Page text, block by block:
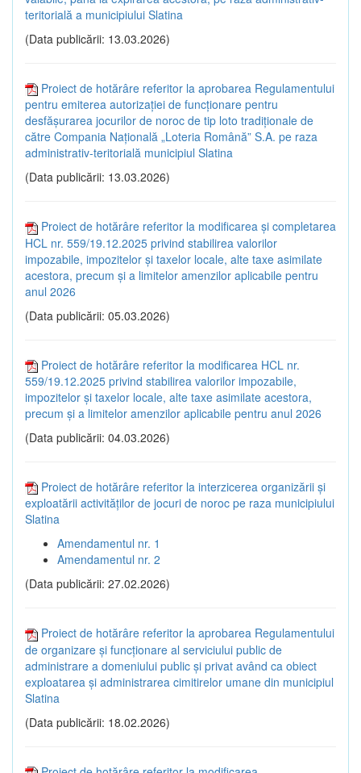
teritorială a municipiului Slatina
(Data publicării: 13.03.2026)
Proiect de hotărâre referitor la aprobarea Regulamentului
pentru emiterea autorizației de funcționare pentru
desfășurarea jocurilor de noroc de tip loto tradiționale de
către Compania Națională „Loteria Română” S.A. pe raza
administrativ-teritorială municipiul Slatina
(Data publicării: 13.03.2026)
Proiect de hotărâre referitor la modificarea și completarea
HCL nr. 559/19.12.2025 privind stabilirea valorilor
impozabile, impozitelor și taxelor locale, alte taxe asimilate
acestora, precum și a limitelor amenzilor aplicabile pentru
anul 2026
(Data publicării: 05.03.2026)
Proiect de hotărâre referitor la modificarea HCL nr.
559/19.12.2025 privind stabilirea valorilor impozabile,
impozitelor și taxelor locale, alte taxe asimilate acestora,
precum și a limitelor amenzilor aplicabile pentru anul 2026
(Data publicării: 04.03.2026)
Proiect de hotărâre referitor la interzicerea organizării și
exploatării activităților de jocuri de noroc pe raza municipiului
Slatina
Amendamentul nr. 1
Amendamentul nr. 2
(Data publicării: 27.02.2026)
Proiect de hotărâre referitor la aprobarea Regulamentului
de organizare și funcționare al serviciului public de
administrare a domeniului public și privat având ca obiect
exploatarea și administrarea cimitirelor umane din municipiul
Slatina
(Data publicării: 18.02.2026)